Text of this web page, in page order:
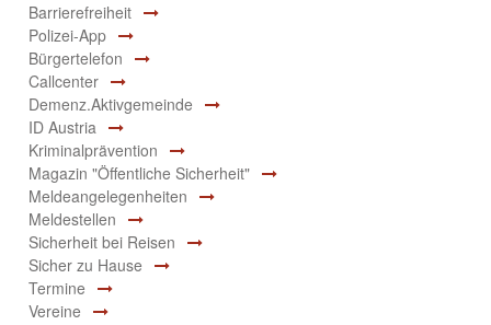
Barrierefreiheit
Polizei-App
Bürgertelefon
Callcenter
Demenz.Aktivgemeinde
ID Austria
Kriminalprävention
Magazin "Öffentliche Sicherheit"
Meldeangelegenheiten
Meldestellen
Sicherheit bei Reisen
Sicher zu Hause
Termine
Vereine